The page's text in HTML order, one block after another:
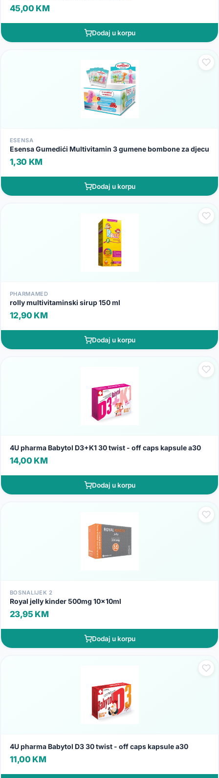
45,00 KM
Dodaj u korpu
ESENSA
Esensa Gumedići Multivitamin 3 gumene bombone za djecu
1,30 KM
Dodaj u korpu
PHARMAMED
rolly multivitaminski sirup 150 ml
12,90 KM
Dodaj u korpu
4U pharma Babytol D3+K1 30 twist - off caps kapsule a30
14,00 KM
Dodaj u korpu
BOSNALIJEK 2
Royal jelly kinder 500mg 10x10ml
23,95 KM
Dodaj u korpu
4U pharma Babytol D3 30 twist - off caps kapsule a30
11,00 KM